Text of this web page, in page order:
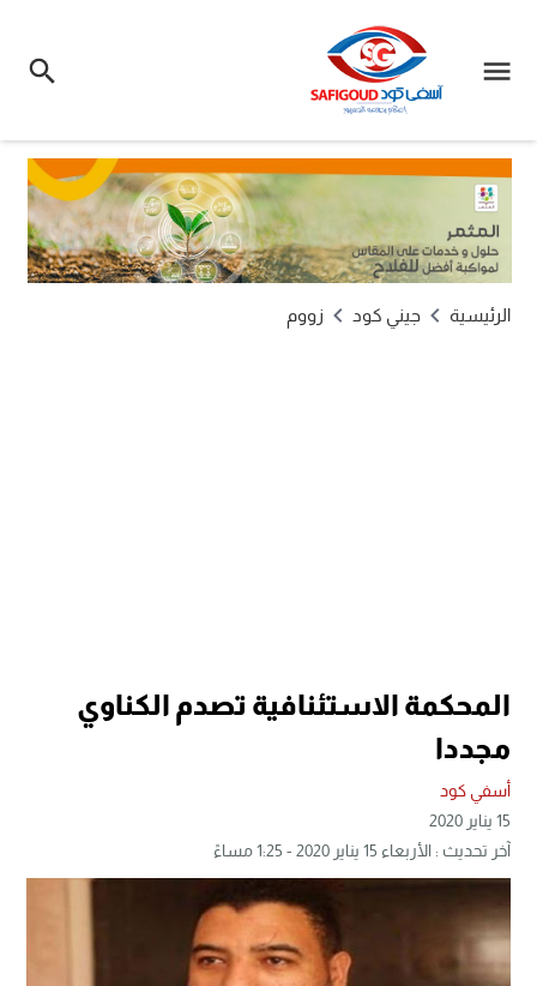
الرئيسية جيني كود زووم
المحكمة الاستئنافية تصدم الكناوي
مجددا
أسفي كود
15 يناير 2020
آخر تحديث : الأربعاء 15 يناير 2020 - 1:25 مساءً